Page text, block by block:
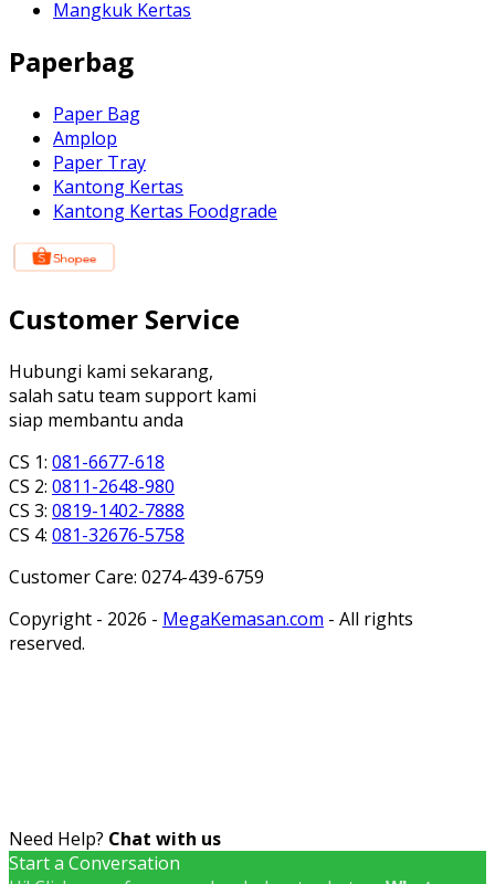
Mangkuk Kertas
Paperbag
Paper Bag
Amplop
Paper Tray
Kantong Kertas
Kantong Kertas Foodgrade
Customer Service
Hubungi kami sekarang,
salah satu team support kami
siap membantu anda
CS 1: 081-6677-618
CS 2: 0811-2648-980
CS 3: 0819-1402-7888
CS 4: 081-32676-5758
Customer Care: 0274-439-6759
Copyright - 2026 - MegaKemasan.com - All rights
reserved.
Need Help? Chat with us
Start a Conversation